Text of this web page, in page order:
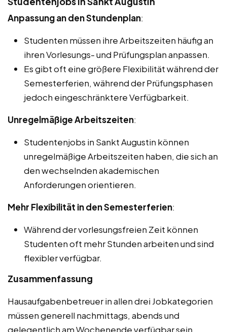
Anpassung an den Stundenplan:
Studenten müssen ihre Arbeitszeiten häufig an
ihren Vorlesungs- und Prüfungsplan anpassen.
Es gibt oft eine größere Flexibilität während der
Semesterferien, während der Prüfungsphasen
jedoch eingeschränktere Verfügbarkeit.
Unregelmäßige Arbeitszeiten:
Studentenjobs in Sankt Augustin können
unregelmäßige Arbeitszeiten haben, die sich an
den wechselnden akademischen
Anforderungen orientieren.
Mehr Flexibilität in den Semesterferien:
Während der vorlesungsfreien Zeit können
Studenten oft mehr Stunden arbeiten und sind
flexibler verfügbar.
Zusammenfassung
Hausaufgabenbetreuer in allen drei Jobkategorien
müssen generell nachmittags, abends und
gelegentlich am Wochenende verfügbar sein.